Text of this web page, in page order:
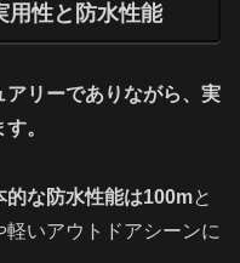
用性と防水性能
リーでありながら、実
。
的な防水性能は100mと
いアウトドアシーンに